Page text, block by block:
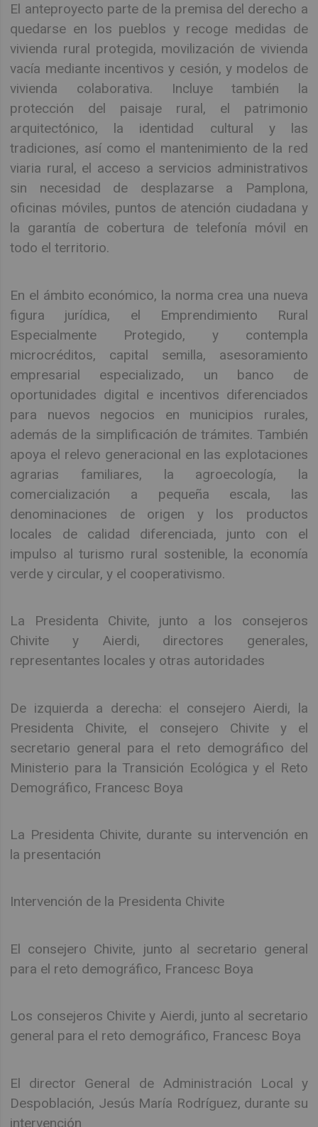
El anteproyecto parte de la premisa del derecho a
quedarse en los pueblos y recoge medidas de
vivienda rural protegida, movilización de vivienda
vacía mediante incentivos y cesión, y modelos de
vivienda colaborativa. Incluye también la
protección del paisaje rural, el patrimonio
arquitectónico, la identidad cultural y las
tradiciones, así como el mantenimiento de la red
viaria rural, el acceso a servicios administrativos
sin necesidad de desplazarse a Pamplona,
oficinas móviles, puntos de atención ciudadana y
la garantía de cobertura de telefonía móvil en
todo el territorio.
En el ámbito económico, la norma crea una nueva
figura jurídica, el Emprendimiento Rural
Especialmente Protegido, y contempla
microcréditos, capital semilla, asesoramiento
empresarial especializado, un banco de
oportunidades digital e incentivos diferenciados
para nuevos negocios en municipios rurales,
además de la simplificación de trámites. También
apoya el relevo generacional en las explotaciones
agrarias familiares, la agroecología, la
comercialización a pequeña escala, las
denominaciones de origen y los productos
locales de calidad diferenciada, junto con el
impulso al turismo rural sostenible, la economía
verde y circular, y el cooperativismo.
La Presidenta Chivite, junto a los consejeros
Chivite y Aierdi, directores generales,
representantes locales y otras autoridades
De izquierda a derecha: el consejero Aierdi, la
Presidenta Chivite, el consejero Chivite y el
secretario general para el reto demográfico del
Ministerio para la Transición Ecológica y el Reto
Demográfico, Francesc Boya
La Presidenta Chivite, durante su intervención en
la presentación
Intervención de la Presidenta Chivite
El consejero Chivite, junto al secretario general
para el reto demográfico, Francesc Boya
Los consejeros Chivite y Aierdi, junto al secretario
general para el reto demográfico, Francesc Boya
El director General de Administración Local y
Despoblación, Jesús María Rodríguez, durante su
intervención